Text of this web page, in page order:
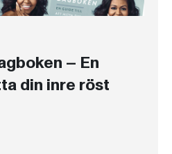
– En
din inre röst